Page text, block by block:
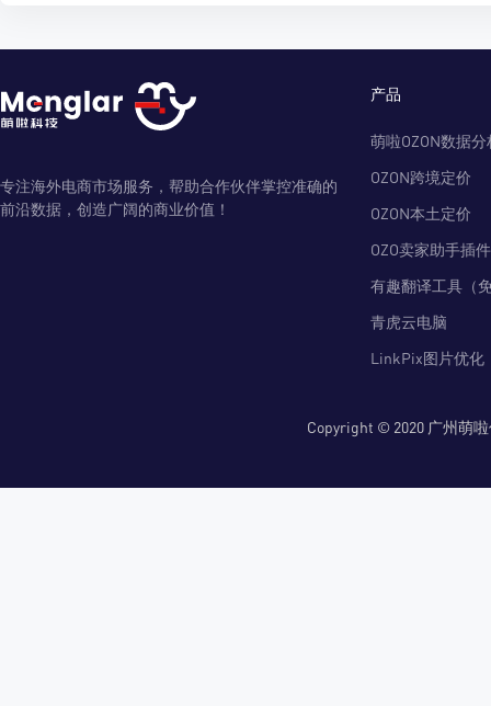
专注海外电商市场服务，帮助合作伙伴掌控准确的
前沿数据，创造广阔的商业价值！
产品
萌啦OZON数据分
OZON跨境定价
OZON本土定价
OZO卖家助手插件
有趣翻译工具（
青虎云电脑
LinkPix图片优化
Copyright © 2020 广州萌